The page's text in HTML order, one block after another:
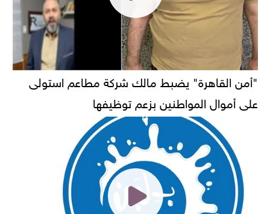
"أمن القاهرة" يضبط مالك شركة مطاعم استولى
على أموال المواطنين بزعم توظيفها